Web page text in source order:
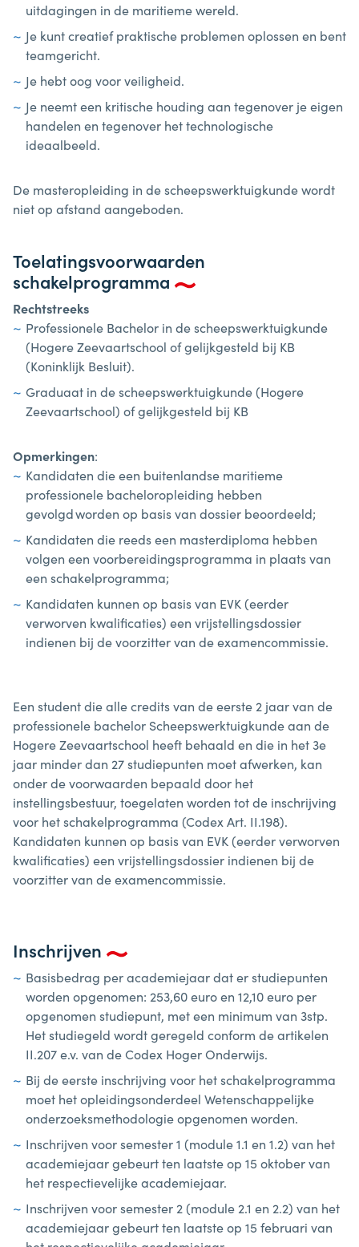
uitdagingen in de maritieme wereld.
Je kunt creatief praktische problemen oplossen en bent
teamgericht.
Je hebt oog voor veiligheid.
Je neemt een kritische houding aan tegenover je eigen
handelen en tegenover het technologische
ideaalbeeld.
De masteropleiding in de scheepswerktuigkunde wordt
niet op afstand aangeboden.
Toelatingsvoorwaarden
schakelprogramma
Rechtstreeks
Professionele Bachelor in de scheepswerktuigkunde
(Hogere Zeevaartschool of gelijkgesteld bij KB
(Koninklijk Besluit).
Graduaat in de scheepswerktuigkunde (Hogere
Zeevaartschool) of gelijkgesteld bij KB
Opmerkingen:
Kandidaten die een buitenlandse maritieme
professionele bacheloropleiding hebben
gevolgd worden op basis van dossier beoordeeld;
Kandidaten die reeds een masterdiploma hebben
volgen een voorbereidingsprogramma in plaats van
een schakelprogramma;
Kandidaten kunnen op basis van EVK (eerder
verworven kwalificaties) een vrijstellingsdossier
indienen bij de voorzitter van de examencommissie.
Een student die alle credits van de eerste 2 jaar van de
professionele bachelor Scheepswerktuigkunde aan de
Hogere Zeevaartschool heeft behaald en die in het 3e
jaar minder dan 27 studiepunten moet afwerken, kan
onder de voorwaarden bepaald door het
instellingsbestuur, toegelaten worden tot de inschrijving
voor het schakelprogramma (Codex Art. II.198).
Kandidaten kunnen op basis van EVK (eerder verworven
kwalificaties) een vrijstellingsdossier indienen bij de
voorzitter van de examencommissie.
Inschrijven
Basisbedrag per academiejaar dat er studiepunten
worden opgenomen: 253,60 euro en 12,10 euro per
opgenomen studiepunt, met een minimum van 3stp.
Het studiegeld wordt geregeld conform de artikelen
II.207 e.v. van de Codex Hoger Onderwijs.
Bij de eerste inschrijving voor het schakelprogramma
moet het opleidingsonderdeel Wetenschappelijke
onderzoeksmethodologie opgenomen worden.
Inschrijven voor semester 1 (module 1.1 en 1.2) van het
academiejaar gebeurt ten laatste op 15 oktober van
het respectievelijke academiejaar.
Inschrijven voor semester 2 (module 2.1 en 2.2) van het
academiejaar gebeurt ten laatste op 15 februari van